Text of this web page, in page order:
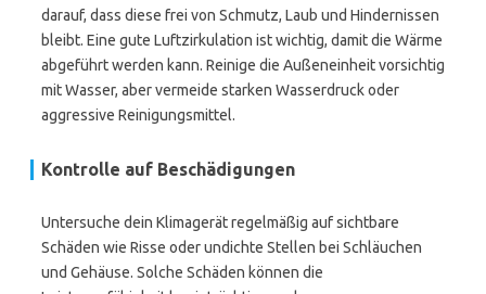
darauf, dass diese frei von Schmutz, Laub und Hindernissen
bleibt. Eine gute Luftzirkulation ist wichtig, damit die Wärme
abgeführt werden kann. Reinige die Außeneinheit vorsichtig
mit Wasser, aber vermeide starken Wasserdruck oder
aggressive Reinigungsmittel.
Kontrolle auf Beschädigungen
Untersuche dein Klimagerät regelmäßig auf sichtbare
Schäden wie Risse oder undichte Stellen bei Schläuchen
und Gehäuse. Solche Schäden können die